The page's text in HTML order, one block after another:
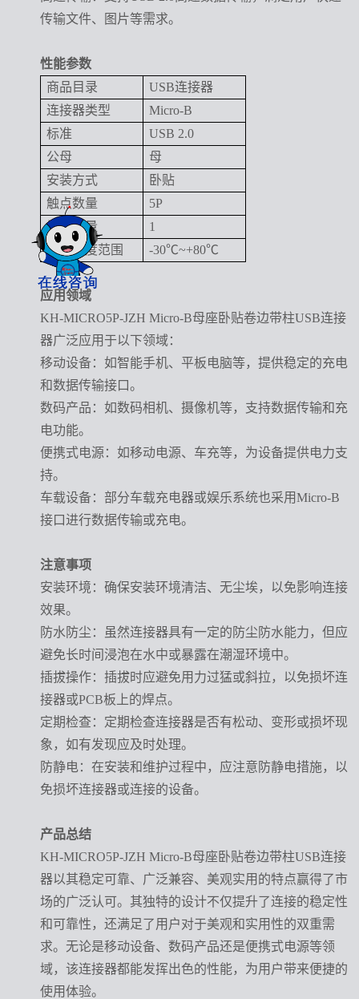
传输文件、图片等需求。
性能参数
商品目录
USB连接器
连接器类型
Micro-B
标准
USB 2.0
公母
母
安装方式
卧贴
触点数量
5P
端口数量
1
工作温度范围
-30℃~+80℃
应用领域
KH-MICRO5P-JZH Micro-B母座卧贴卷边带柱USB连接
器广泛应用于以下领域：
移动设备：如智能手机、平板电脑等，提供稳定的充电
和数据传输接口。
数码产品：如数码相机、摄像机等，支持数据传输和充
电功能。
便携式电源：如移动电源、车充等，为设备提供电力支
持。
车载设备：部分车载充电器或娱乐系统也采用Micro-B
接口进行数据传输或充电。
注意事项
安装环境 ：确保安装环境清洁、无尘埃，以免影响连接
效果。
防水防尘 ：虽然连接器具有一定的防尘防水能力，但应
避免长时间浸泡在水中或暴露在潮湿环境中。
插拔操作：插拔时应避免用力过猛或斜拉，以免损坏连
接器或PCB板上的焊点。
定期检查 ：定期检查连接器是否有松动、变形或损坏现
象，如有发现应及时处理。
防静电：在安装和维护过程中，应注意防静电措施，以
免损坏连接器或连接的设备。
产品总结
KH-MICRO5P-JZH Micro-B母座卧贴卷边带柱USB连接
器以其稳定可靠、广泛兼容、美观实用的特点赢得了市
场的广泛认可。其独特的设计不仅提升了连接的稳定性
和可靠性，还满足了用户对于美观和实用性的双重需
求。无论是移动设备、数码产品还是便携式电源等领
域，该连接器都能发挥出色的性能，为用户带来便捷的
使用体验。